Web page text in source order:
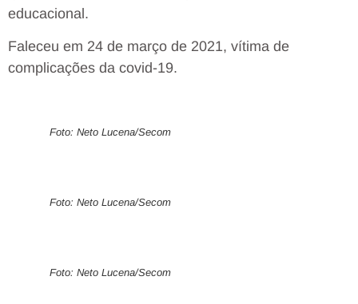
educacional.
Faleceu em 24 de março de 2021, vítima de
complicações da covid-19.
Foto: Neto Lucena/Secom
Foto: Neto Lucena/Secom
Foto: Neto Lucena/Secom